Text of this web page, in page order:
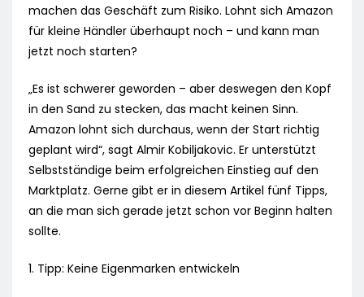
machen das Geschäft zum Risiko. Lohnt sich Amazon
für kleine Händler überhaupt noch – und kann man
jetzt noch starten?
„Es ist schwerer geworden – aber deswegen den Kopf
in den Sand zu stecken, das macht keinen Sinn.
Amazon lohnt sich durchaus, wenn der Start richtig
geplant wird“, sagt Almir Kobiljakovic. Er unterstützt
Selbstständige beim erfolgreichen Einstieg auf den
Marktplatz. Gerne gibt er in diesem Artikel fünf Tipps,
an die man sich gerade jetzt schon vor Beginn halten
sollte.
1. Tipp: Keine Eigenmarken entwickeln